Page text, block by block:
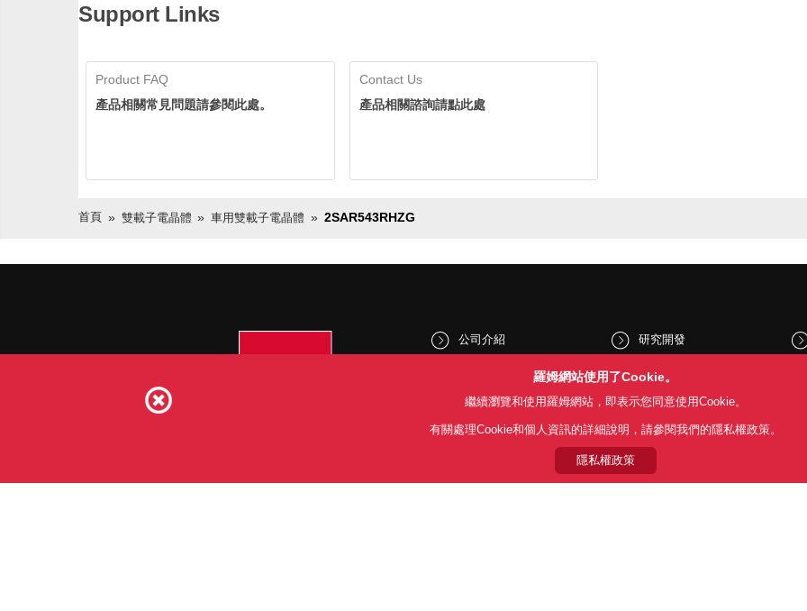
Support Links
Product FAQ
產品相關常見問題請參閱此處。
Contact Us
產品相關諮詢請點此處
首頁 雙載子電晶體 車用雙載子電晶體 2SAR543RHZG
公司介紹
股東和投資人資訊
Sustainability
研究開發
文化與社會
新聞
羅姆網站使用了Cookie。
繼續瀏覽和使用羅姆網站，即表示您同意使用Cookie。
有關處理Cookie和個人資訊的詳細說明，請參閱我們的隱私權政策。
隱私權政策